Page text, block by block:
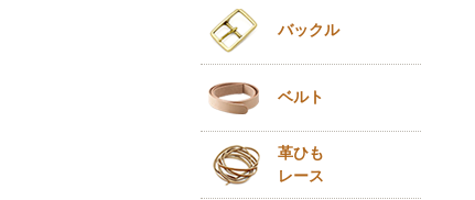
バックル
ベルト
革ひも
レース